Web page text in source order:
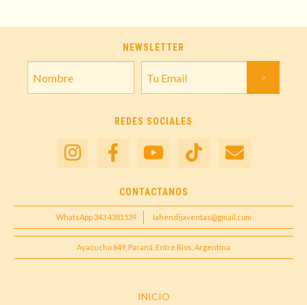
NEWSLETTER
REDES SOCIALES
CONTACTANOS
WhatsApp 343 4381539 lahendijaventas@gmail.com
Ayacucho 649, Paraná, Entre Ríos, Argentina
INICIO